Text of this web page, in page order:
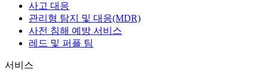
사고 대응
관리형 탐지 및 대응(MDR)
사전 침해 예방 서비스
레드 및 퍼플 팀
서비스